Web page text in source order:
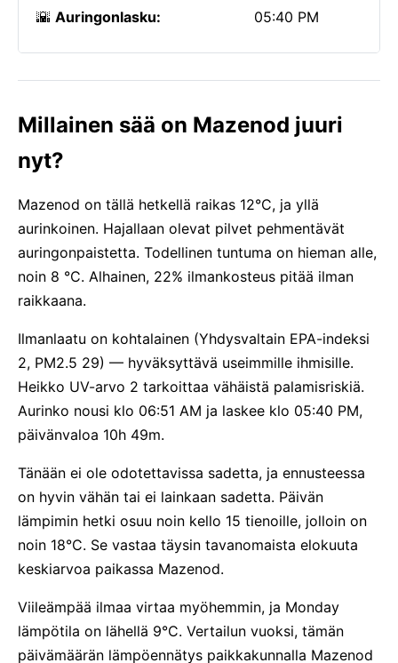
🌇 Auringonlasku: 05:40 PM
Millainen sää on Mazenod juuri
nyt?
Mazenod on tällä hetkellä raikas 12°C, ja yllä
aurinkoinen. Hajallaan olevat pilvet pehmentävät
auringonpaistetta. Todellinen tuntuma on hieman alle,
noin 8 °C. Alhainen, 22% ilmankosteus pitää ilman
raikkaana.
Ilmanlaatu on kohtalainen (Yhdysvaltain EPA-indeksi
2, PM2.5 29) — hyväksyttävä useimmille ihmisille.
Heikko UV-arvo 2 tarkoittaa vähäistä palamisriskiä.
Aurinko nousi klo 06:51 AM ja laskee klo 05:40 PM,
päivänvaloa 10h 49m.
Tänään ei ole odotettavissa sadetta, ja ennusteessa
on hyvin vähän tai ei lainkaan sadetta. Päivän
lämpimin hetki osuu noin kello 15 tienoille, jolloin on
noin 18°C. Se vastaa täysin tavanomaista elokuuta
keskiarvoa paikassa Mazenod.
Viileämpää ilmaa virtaa myöhemmin, ja Monday
lämpötila on lähellä 9°C. Vertailun vuoksi, tämän
päivämäärän lämpöennätys paikkakunnalla Mazenod